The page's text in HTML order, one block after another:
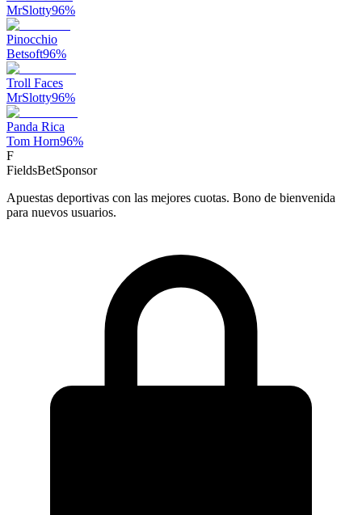
MrSlotty96%
Pinocchio
Betsoft96%
Troll Faces
MrSlotty96%
Panda Rica
Tom Horn96%
F
FieldsBetSponsor
Apuestas deportivas con las mejores cuotas. Bono de bienvenida
para nuevos usuarios.